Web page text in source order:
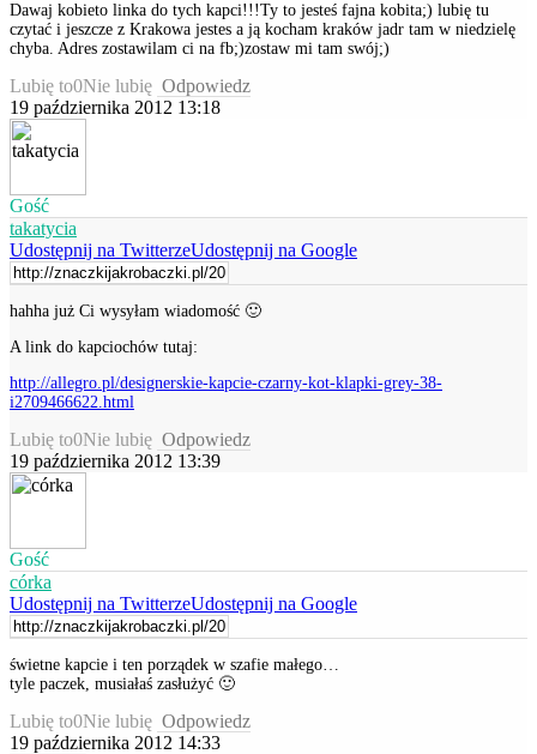
Dawaj kobieto linka do tych kapci!!!Ty to jesteś fajna kobita;) lubię tu
czytać i jeszcze z Krakowa jestes a ją kocham kraków jadr tam w niedzielę
chyba. Adres zostawilam ci na fb;)zostaw mi tam swój;)
Lubię to0Nie lubię Odpowiedz
19 października 2012 13:18
Gość
takatycia
Udostępnij na TwitterzeUdostępnij na Google
hahha już Ci wysyłam wiadomość 🙂
A link do kapciochów tutaj:
http://allegro.pl/designerskie-kapcie-czarny-kot-klapki-grey-38-
i2709466622.html
Lubię to0Nie lubię Odpowiedz
19 października 2012 13:39
Gość
córka
Udostępnij na TwitterzeUdostępnij na Google
świetne kapcie i ten porządek w szafie małego…
tyle paczek, musiałaś zasłużyć 🙂
Lubię to0Nie lubię Odpowiedz
19 października 2012 14:33